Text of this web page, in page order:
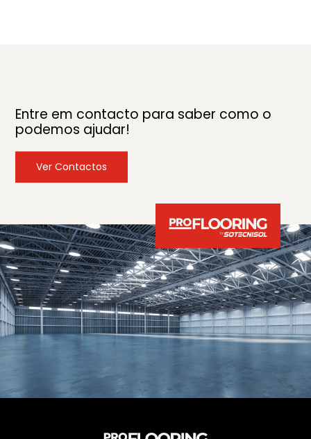
Entre em contacto para saber como o
podemos ajudar!
Ver Contactos